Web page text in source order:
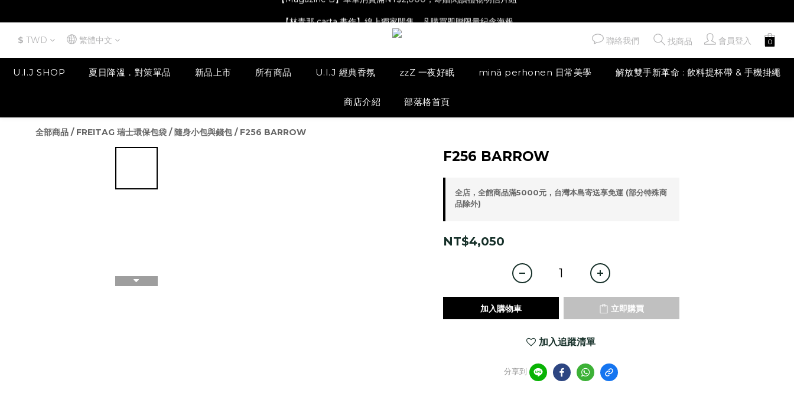
【夏日降溫🧊對策單品】系列商品滿額現折 NT$300！
【Magazine B】單筆消費滿NT$2,000，即贈閱讀禮物明信片組
$ TWD 繁體中文 聯絡我們 找商品 會員登入
U.I.J SHOP 夏日降溫．對策單品 新品上市 所有商品 U.I.J 經典香氛 zzZ 一夜好眠 minä perhonen 日常美學 解放雙手新革命 : 飲料提杯帶 & 手機掛繩
商店介紹 部落格首頁
全部商品 / FREITAG 瑞士環保包袋 /隨身小包與錢包/ F256 BARROW
F256 BARROW
全店，全館商品滿5000元，台灣本島寄送享免運 (部分特殊商
品除外)
NT$4,050
加入購物車 立即購買
加入追蹤清單
分享到